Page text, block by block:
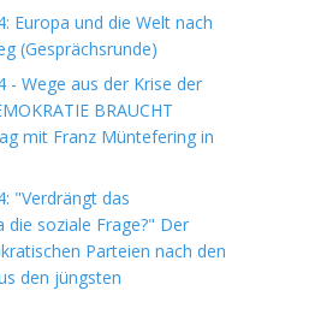
Europa und die Welt nach
(Gesprächsrunde)
- Wege aus der Krise der
BRAUCHT
mit Franz Müntefering in
"Verdrängt das
soziale Frage?" Der
Parteien nach den
den jüngsten